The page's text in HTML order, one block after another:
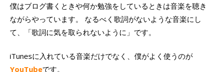
僕はブログ書くときや何か勉強をしているときは音楽を聴き
ながらやっています。 なるべく歌詞がないような音楽にし
て、「歌詞に気を取られないように」です。
iTunesに入れている音楽だけでなく、僕がよく使うのが
YouTubeです。